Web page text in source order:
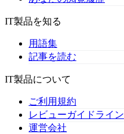
IT製品を知る
用語集
記事を読む
IT製品について
ご利用規約
レビューガイドライン
運営会社